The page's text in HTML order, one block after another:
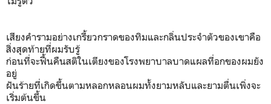
เสียงคำรามอย่างเกรี้ยวกราดของทิมและกลิ่นประจำตัวของเขาคือ
สิ่งสุดท้ายที่ผมรับรู้
ก่อนที่จะฟื้นคืนสติในเตียงของโรงพยาบาลบาดแผลที่อกของผมยัง
อยู่
ฝันร้ายที่เกิดขึ้นตามหลอกหลอนผมทั้งยามหลับและยามตื่นเพิ่งจะ
เริ่มต้นขึ้น